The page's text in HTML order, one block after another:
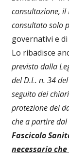
consultazione, il
consultato solo
governativi e di
Lo ribadisce
previsto dalla
del D.L. n. 34
seguito dei
protezione dei
che a partire
Fascicolo
necessario